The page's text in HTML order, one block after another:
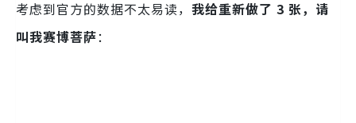
考虑到官方的数据不太易读， 我给重新做了 3 张，请
叫我赛博菩萨：